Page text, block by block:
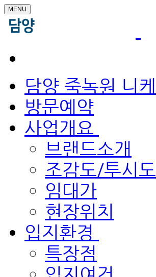
MENU
담양 죽녹원 니케
방문예약
사업개요
브랜드소개
조감도/투시도
임대가
현장위치
입지환경
특장점